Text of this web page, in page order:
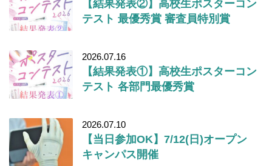
【結果発表②】高校生ポスターコン
テスト 最優秀賞 審査員特別賞
2026.07.16
【結果発表①】高校生ポスターコン
テスト 各部門最優秀賞
2026.07.10
【当日参加OK】7/12(日)オープン
キャンパス開催